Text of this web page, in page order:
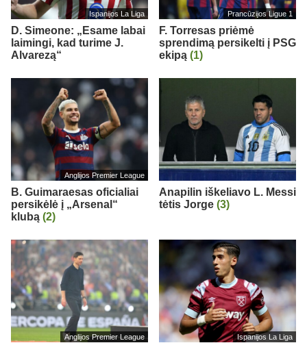
Ispanijos La Liga
D. Simeone: „Esame labai
laimingi, kad turime J.
Alvarezą“
Prancūzijos Ligue 1
F. Torresas priėmė
sprendimą persikelti į PSG
ekipą (1)
Anglijos Premier League
B. Guimaraesas oficialiai
persikėlė į „Arsenal“
klubą (2)
Anapilin iškeliavo L. Messi
tėtis Jorge (3)
Anglijos Premier League Ispanijos La Liga